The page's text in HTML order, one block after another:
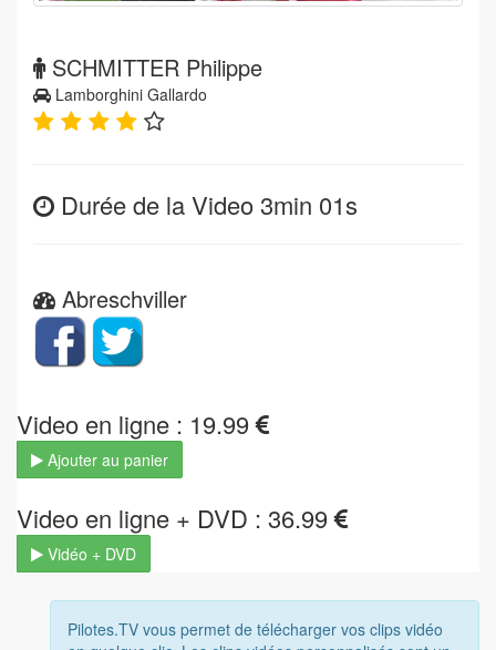
SCHMITTER Philippe
Lamborghini Gallardo
Durée de la Video 3min 01s
Abreschviller
Video en ligne : 19.99
Ajouter au panier
Video en ligne + DVD : 36.99
Vidéo + DVD
Pilotes.TV vous permet de télécharger vos clips vidéo